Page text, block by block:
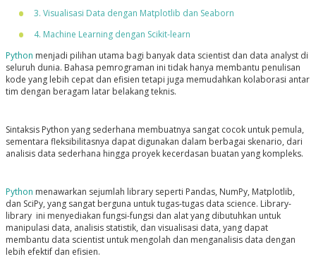
3. Visualisasi Data dengan Matplotlib dan Seaborn
4. Machine Learning dengan Scikit-learn
Python menjadi pilihan utama bagi banyak data scientist dan data analyst di
seluruh dunia. Bahasa pemrograman ini tidak hanya membantu penulisan
kode yang lebih cepat dan efisien tetapi juga memudahkan kolaborasi antar
tim dengan beragam latar belakang teknis.
Sintaksis Python yang sederhana membuatnya sangat cocok untuk pemula,
sementara fleksibilitasnya dapat digunakan dalam berbagai skenario, dari
analisis data sederhana hingga proyek kecerdasan buatan yang kompleks.
Python menawarkan sejumlah library seperti Pandas, NumPy, Matplotlib,
dan SciPy, yang sangat berguna untuk tugas-tugas data science. Library-
library ini menyediakan fungsi-fungsi dan alat yang dibutuhkan untuk
manipulasi data, analisis statistik, dan visualisasi data, yang dapat
membantu data scientist untuk mengolah dan menganalisis data dengan
lebih efektif dan efisien.